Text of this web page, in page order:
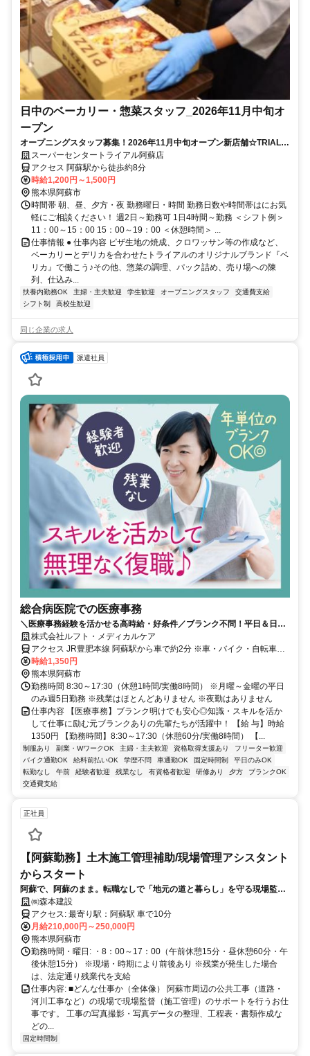
日中のベーカリー・惣菜スタッフ_2026年11月中旬オ
ープン
オープニングスタッフ募集！2026年11月中旬オープン新店舗☆TRIALの
「ベリカ」始まります♪
スーパーセンタートライアル阿蘇店
アクセス 阿蘇駅から徒歩約8分
時給1,200円～1,500円
熊本県阿蘇市
時間帯 朝、昼、夕方・夜 勤務曜日・時間 勤務日数や時間帯はにお気
軽にご相談ください！ 週2日～勤務可 1日4時間～勤務 ＜シフト例＞
11：00～15：00 15：00～19：00 ＜休憩時間＞ ...
仕事情報 ● 仕事内容 ピザ生地の焼成、クロワッサン等の作成など、
ベーカリーとデリカを合わせたトライアルのオリジナルブランド『ベ
リカ』で働こう♪その他、惣菜の調理、パック詰め、売り場への陳
列、仕込み...
扶養内勤務OK 主婦・主夫歓迎 学生歓迎 オープニングスタッフ
交通費支給
シフト制
高校生歓迎
同じ企業の求人
派遣社員
総合病医院での医療事務
＼医療事務経験を活かせる高時給・好条件／ブランク不問！平日＆日勤
のみで家事との両立もしやすいですよ♪
株式会社ルフト・メディカルケア
アクセス JR豊肥本線 阿蘇駅から車で約2分 ※車・バイク・自転車通
勤OK（無料駐車場完備）
時給1,350円
熊本県阿蘇市
勤務時間 8:30～17:30（休憩1時間/実働8時間） ※月曜～金曜の平日
のみ週5日勤務 ※残業はほとんどありません ※夜勤はありません
仕事内容 【医療事務】ブランク明けでも安心◎知識・スキルを活か
して仕事に励む元ブランクありの先輩たちが活躍中！ 【給 与】時給
1350円 【勤務時間】8:30～17:30（休憩60分/実働8時間） 【...
制服あり 副業・WワークOK 主婦・主夫歓迎 資格取得支援あり
フリーター歓迎
バイク通勤OK
給料前払いOK 学歴不問 車通勤OK 固定時間制
平日のみOK
転勤なし
午前 経験者歓迎 残業なし 有資格者歓迎 研修あり 夕方
ブランクOK
交通費支給
正社員
【阿蘇勤務】土木施工管理補助/現場管理アシスタント
からスタート
阿蘇で、阿蘇のまま。転職なしで「地元の道と暮らし」を守る現場監督
見習い
㈱森本建設
アクセス: 最寄り駅：阿蘇駅 車で10分
月給210,000円～250,000円
熊本県阿蘇市
勤務時間・曜日: ・8：00～17：00（午前休憩15分・昼休憩60分・午
後休憩15分） ※現場・時期により前後あり ※残業が発生した場合
は、法定通り残業代を支給
仕事内容: ■どんな仕事か（全体像） 阿蘇市周辺の公共工事（道路・
河川工事など）の現場で現場監督（施工管理）のサポートを行うお仕
事です。 工事の写真撮影・写真データの整理、工程表・書類作成な
どの...
固定時間制